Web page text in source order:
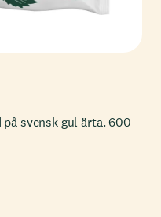
svensk gul ärta. 600